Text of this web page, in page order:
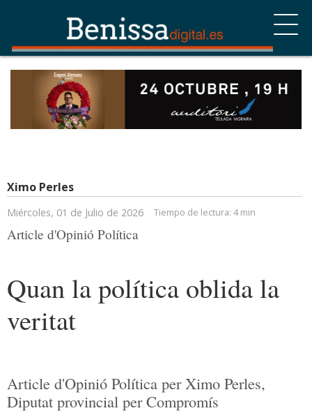
Ximo Perles
Miércoles, 01 de Julio de 2026 Tiempo de lectura: 4 min
Article d'Opinió Política
Quan la política oblida la
veritat
Article d'Opinió Política per Ximo Perles,
Diputat provincial per Compromís